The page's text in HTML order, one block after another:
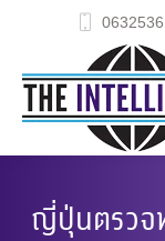
ญี่ปุ่นตรวจ